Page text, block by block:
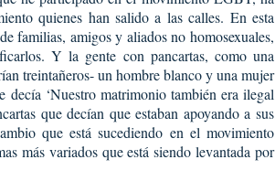
quienes han salido a las calles. En esta
familias, amigos y aliados no homosexuales,
Y la gente con pancartas, como una
treintañeros- un hombre blanco y una mujer
decía ‘Nuestro matrimonio también era ilegal
que decían que estaban apoyando a sus
que está sucediendo en el movimiento
más variados que está siendo levantada por